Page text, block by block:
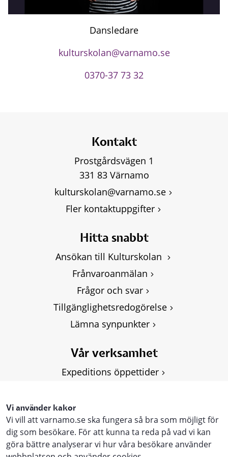
Vi använder kakor
Vi vill att varnamo.se ska fungera så bra som möjligt för
dig som besökare. För att kunna ta reda på vad vi kan
göra bättre analyserar vi hur våra besökare använder
Dansledare
kulturskolan@varnamo.se
0370-37 73 32
Kontakt
Prostgårdsvägen 1
331 83 Värnamo
kulturskolan@varnamo.se
Fler kontaktuppgifter
Hitta snabbt
Ansökan till Kulturskolan
Frånvaroanmälan
Frågor och svar
Tillgänglighetsredogörelse
Lämna synpunkter
Vår verksamhet
Expeditions öppettider
Personuppgifter, GDPR